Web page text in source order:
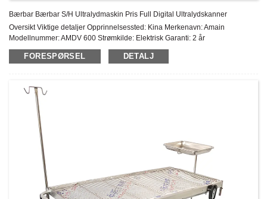
Bærbar Bærbar S/H Ultralydmaskin Pris Full Digital Ultralydskanner
Oversikt Viktige detaljer Opprinnelsessted: Kina Merkenavn: Amain
Modellnummer: AMDV 600 Strømkilde: Elektrisk Garanti: 2 år
Ettersalgsservice: Online teknisk støtte Materiale: Metall, plasthylse...
FORESPØRSEL DETALJ